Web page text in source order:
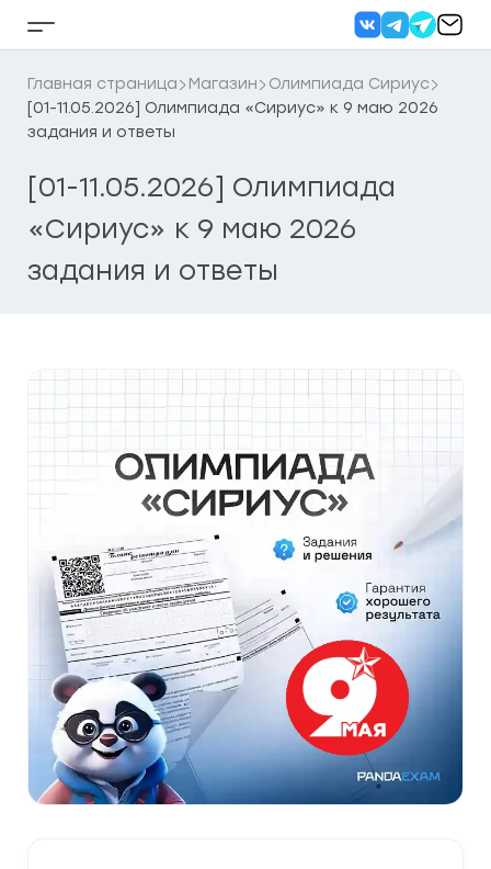
Кнопка
бокового
меню
Главная страница Магазин
Олимпиада Сириус
[01-11.05.2026] Олимпиада «Сириус» к 9 маю 2026
задания и ответы
[01-11.05.2026] Олимпиада
«Сириус» к 9 маю 2026
задания и ответы